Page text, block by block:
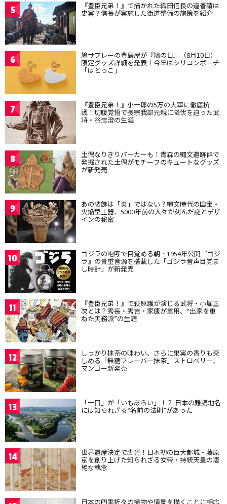
5 『豊臣兄弟！』で描かれた織田信長の道普請は
史実？信長が実施した街道整備の施策を紹介
6 鳩サブレーの豊島屋が『鳩の日』（8月10日）
限定グッズ詳細を発表！今年はシリコンポーチ
「はとっこ」
7 『豊臣兄弟！』小一郎の5万の大軍に徹底抗
戦！切腹覚悟で長宗我部元親に降伏を迫った武
将・谷忠澄の生涯
8 土偶なりきりパーカーも！青森の縄文遺跡群で
発掘された土偶がモチーフのキュートなグッズ
が新発売
9 あの装飾は「炎」ではない？縄文時代の国宝・
火焔型土器、5000年前の人々が刻んだ謎とデザ
インの秘密
10 ゴジラの咆哮で目覚める朝…1954年公開『ゴジ
ラ』の貴重音源を搭載した「ゴジラ音声目覚ま
し時計」が新発売
11 『豊臣兄弟！』で萩原護が演じる武将・小堀正
次とは？秀長・秀吉・家康が重用、“出家を重
ねた実務派”の生涯
12 しっかり抹茶の味わい、さらに果実の香りも楽
しめる「無糖フレーバー抹茶」ストロベリー、
マンゴー新発売
13 「一口」が「いもあらい」！？ 日本の難読地名
には知られざる“名前の法則”があった
14 世界遺産決定で脚光！日本初の巨大都城・藤原
京を創り上げた知られざる女帝・持統天皇の凄
絶な執念
日本の四季折々の植物や情景を描くことに相応